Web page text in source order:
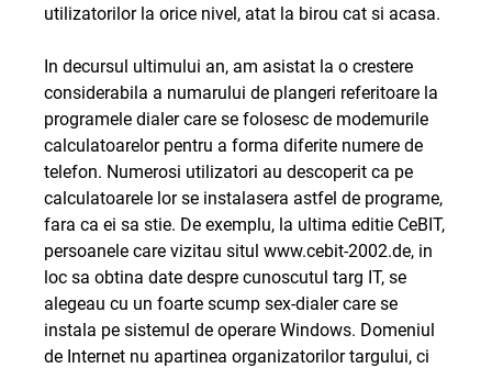
utilizatorilor la orice nivel, atat la birou cat si acasa.
In decursul ultimului an, am asistat la o crestere
considerabila a numarului de plangeri referitoare la
programele dialer care se folosesc de modemurile
calculatoarelor pentru a forma diferite numere de
telefon. Numerosi utilizatori au descoperit ca pe
calculatoarele lor se instalasera astfel de programe,
fara ca ei sa stie. De exemplu, la ultima editie CeBIT,
persoanele care vizitau situl www.cebit-2002.de, in
loc sa obtina date despre cunoscutul targ IT, se
alegeau cu un foarte scump sex-dialer care se
instala pe sistemul de operare Windows. Domeniul
de Internet nu apartinea organizatorilor targului, ci